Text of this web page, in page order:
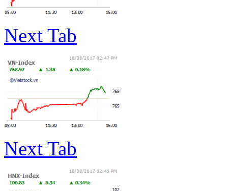
Next Tab
Next Tab